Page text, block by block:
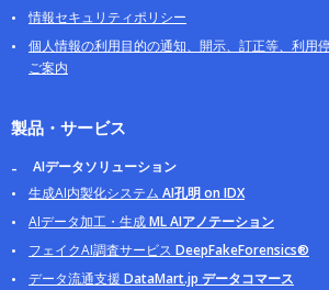
情報セキュリティポリシー
個人情報の利用目的の通知、開示、訂正等、利用
ご案内
製品・サービス
AIデータソリューション
生成AI内製化システム AI孔明 on IDX
AIデータ加工・生成ML AIアノテーション
フェイクAI調査サービス DeepFakeForensics®
データ流通支援DataMart.jp データコマース